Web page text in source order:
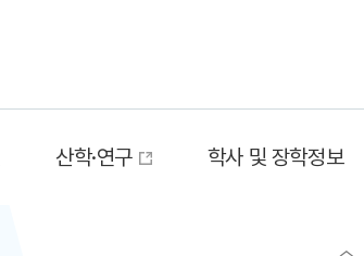
산학·연구 학사 및 장학정보